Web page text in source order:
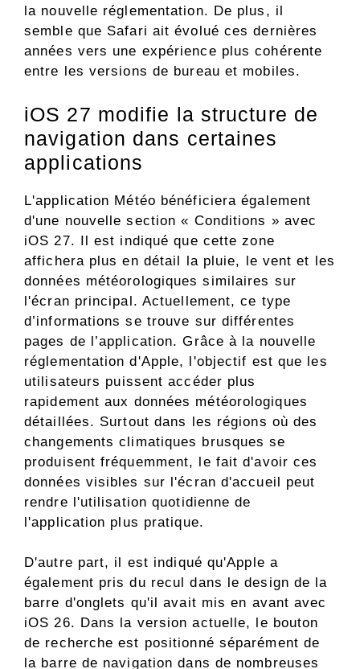
la nouvelle réglementation. De plus, il
semble que Safari ait évolué ces dernières
années vers une expérience plus cohérente
entre les versions de bureau et mobiles.
iOS 27 modifie la structure de
navigation dans certaines
applications
L'application Météo bénéficiera également
d'une nouvelle section « Conditions » avec
iOS 27. Il est indiqué que cette zone
affichera plus en détail la pluie, le vent et les
données météorologiques similaires sur
l'écran principal. Actuellement, ce type
d’informations se trouve sur différentes
pages de l’application. Grâce à la nouvelle
réglementation d'Apple, l'objectif est que les
utilisateurs puissent accéder plus
rapidement aux données météorologiques
détaillées. Surtout dans les régions où des
changements climatiques brusques se
produisent fréquemment, le fait d'avoir ces
données visibles sur l'écran d'accueil peut
rendre l'utilisation quotidienne de
l'application plus pratique.
D'autre part, il est indiqué qu'Apple a
également pris du recul dans le design de la
barre d'onglets qu'il avait mis en avant avec
iOS 26. Dans la version actuelle, le bouton
de recherche est positionné séparément de
la barre de navigation dans de nombreuses